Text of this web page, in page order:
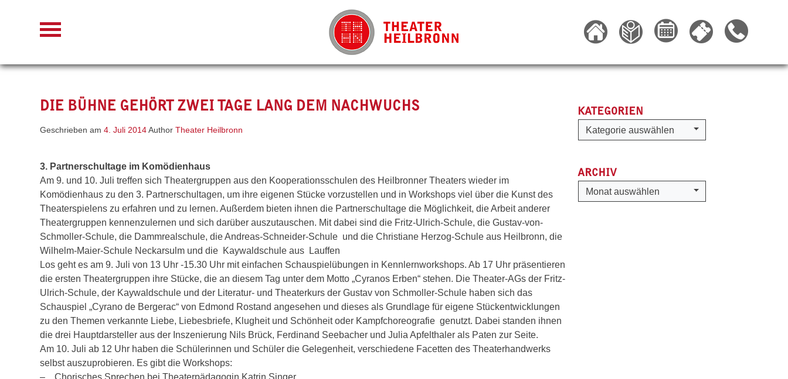
DIE BÜHNE GEHÖRT ZWEI TAGE LANG DEM NACHWUCHS
Geschrieben am 4. Juli 2014Author Theater Heilbronn
3. Partnerschultage im Komödienhaus
Am 9. und 10. Juli treffen sich Theatergruppen aus den Kooperationsschulen des Heilbronner Theaters wieder im
Komödienhaus zu den 3. Partnerschultagen, um ihre eigenen Stücke vorzustellen und in Workshops viel über die Kunst des
Theaterspielens zu erfahren und zu lernen. Außerdem bieten ihnen die Partnerschultage die Möglichkeit, die Arbeit anderer
Theatergruppen kennenzulernen und sich darüber auszutauschen. Mit dabei sind die Fritz-Ulrich-Schule, die Gustav-von-
Schmoller-Schule, die Dammrealschule, die Andreas-Schneider-Schule und die Christiane Herzog-Schule aus Heilbronn, die
Wilhelm-Maier-Schule Neckarsulm und die Kaywaldschule aus Lauffen
Los geht es am 9. Juli von 13 Uhr -15.30 Uhr mit einfachen Schauspielübungen in Kennlernworkshops. Ab 17 Uhr präsentieren
die ersten Theatergruppen ihre Stücke, die an diesem Tag unter dem Motto „Cyranos Erben“ stehen. Die Theater-AGs der Fritz-
Ulrich-Schule, der Kaywaldschule und der Literatur- und Theaterkurs der Gustav von Schmoller-Schule haben sich das
Schauspiel „Cyrano de Bergerac“ von Edmond Rostand angesehen und dieses als Grundlage für eigene Stückentwicklungen
zu den Themen verkannte Liebe, Liebesbriefe, Klugheit und Schönheit oder Kampfchoreografie genutzt. Dabei standen ihnen
die drei Hauptdarsteller aus der Inszenierung Nils Brück, Ferdinand Seebacher und Julia Apfelthaler als Paten zur Seite.
Am 10. Juli ab 12 Uhr haben die Schülerinnen und Schüler die Gelegenheit, verschiedene Facetten des Theaterhandwerks
selbst auszuprobieren. Es gibt die Workshops:
KATEGORIEN
Kategorien
Kategorie auswählen
ARCHIV
Archiv
Monat auswählen